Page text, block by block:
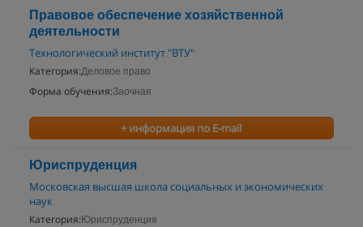
Правовое обеспечение хозяйственной
деятельности
Технологический институт "ВТУ"
Категория:Деловое право
Форма обучения:Заочная
+ информация по E-mail
Юриспруденция
Московская высшая школа социальных и экономических
наук
Категория: Юриспруденция